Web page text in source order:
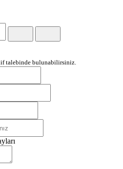
talebinde bulunabilirsiniz.